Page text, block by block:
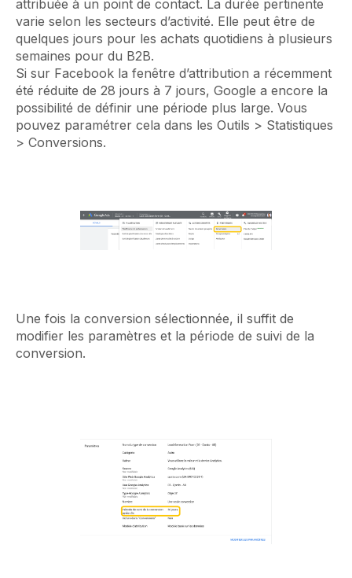
attribuée à un point de contact. La durée pertinente
varie selon les secteurs d’activité. Elle peut être de
quelques jours pour les achats quotidiens à plusieurs
semaines pour du B2B.
Si sur Facebook la fenêtre d’attribution a récemment
été réduite de 28 jours à 7 jours, Google a encore la
possibilité de définir une période plus large. Vous
pouvez paramétrer cela dans les Outils > Statistiques
> Conversions.
Une fois la conversion sélectionnée, il suffit de
modifier les paramètres et la période de suivi de la
conversion.